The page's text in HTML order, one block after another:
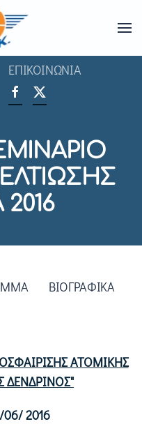
ΕΠΙΚΟΙΝΩΝΙΑ
ΒΙΟΓΡΑΦΙΚΑ
ΑΤΟΜΙΚΗΣ
ΔΕΝΔΡΙΝΟΣ"
2016